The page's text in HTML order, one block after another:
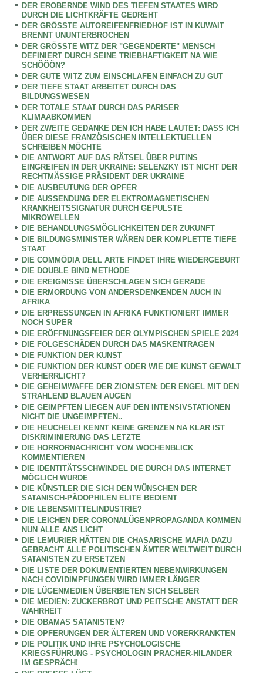
DER EROBERNDE WIND DES TIEFEN STAATES WIRD
DURCH DIE LICHTKRÄFTE GEDREHT
DER GRÖSSTE AUTOREIFENFRIEDHOF IST IN KUWAIT
BRENNT UNUNTERBROCHEN
DER GRÖSSTE WITZ DER "GEGENDERTE" MENSCH
DEFINIERT DURCH SEINE TRIEBHAFTIGKEIT NA WIE
SCHÖÖÖN?
DER GUTE WITZ ZUM EINSCHLAFEN EINFACH ZU GUT
DER TIEFE STAAT ARBEITET DURCH DAS
BILDUNGSWESEN
DER TOTALE STAAT DURCH DAS PARISER
KLIMAABKOMMEN
DER ZWEITE GEDANKE DEN ICH HABE LAUTET: DASS ICH
ÜBER DIESE FRANZÖSISCHEN INTELLEKTUELLEN
SCHREIBEN MÖCHTE
DIE ANTWORT AUF DAS RÄTSEL ÜBER PUTINS
EINGREIFEN IN DER UKRAINE: SELENZKY IST NICHT DER
RECHTMÄSSIGE PRÄSIDENT DER UKRAINE
DIE AUSBEUTUNG DER OPFER
DIE AUSSENDUNG DER ELEKTROMAGNETISCHEN
KRANKHEITSSIGNATUR DURCH GEPULSTE
MIKROWELLEN
DIE BEHANDLUNGSMÖGLICHKEITEN DER ZUKUNFT
DIE BILDUNGSMINISTER WÄREN DER KOMPLETTE TIEFE
STAAT
DIE COMMÖDIA DELL ARTE FINDET IHRE WIEDERGEBURT
DIE DOUBLE BIND METHODE
DIE EREIGNISSE ÜBERSCHLAGEN SICH GERADE
DIE ERMORDUNG VON ANDERSDENKENDEN AUCH IN
AFRIKA
DIE ERPRESSUNGEN IN AFRIKA FUNKTIONIERT IMMER
NOCH SUPER
DIE ERÖFFNUNGSFEIER DER OLYMPISCHEN SPIELE 2024
DIE FOLGESCHÄDEN DURCH DAS MASKENTRAGEN
DIE FUNKTION DER KUNST
DIE FUNKTION DER KUNST ODER WIE DIE KUNST GEWALT
VERHERRLICHT?
DIE GEHEIMWAFFE DER ZIONISTEN: DER ENGEL MIT DEN
STRAHLEND BLAUEN AUGEN
DIE GEIMPFTEN LIEGEN AUF DEN INTENSIVSTATIONEN
NICHT DIE UNGEIMPFTEN..
DIE HEUCHELEI KENNT KEINE GRENZEN NA KLAR IST
DISKRIMINIERUNG DAS LETZTE
DIE HORRORNACHRICHT VOM WOCHENBLICK
KOMMENTIEREN
DIE IDENTITÄTSSCHWINDEL DIE DURCH DAS INTERNET
MÖGLICH WURDE
DIE KÜNSTLER DIE SICH DEN WÜNSCHEN DER
SATANISCH-PÄDOPHILEN ELITE BEDIENT
DIE LEBENSMITTELINDUSTRIE?
DIE LEICHEN DER CORONALÜGENPROPAGANDA KOMMEN
NUN ALLE ANS LICHT
DIE LEMURIER HÄTTEN DIE CHASARISCHE MAFIA DAZU
GEBRACHT ALLE POLITISCHEN ÄMTER WELTWEIT DURCH
SATANISTEN ZU ERSETZEN
DIE LISTE DER DOKUMENTIERTEN NEBENWIRKUNGEN
NACH COVIDIMPFUNGEN WIRD IMMER LÄNGER
DIE LÜGENMEDIEN ÜBERBIETEN SICH SELBER
DIE MEDIEN: ZUCKERBROT UND PEITSCHE ANSTATT DER
WAHRHEIT
DIE OBAMAS SATANISTEN?
DIE OPFERUNGEN DER ÄLTEREN UND VORERKRANKTEN
DIE POLITIK UND IHRE PSYCHOLOGISCHE
KRIEGSFÜHRUNG - PSYCHOLOGIN PRACHER-HILANDER
IM GESPRÄCH!